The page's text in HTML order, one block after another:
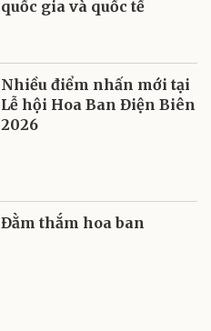
quốc gia và quốc tế
Nhiều điểm nhấn mới tại
Lễ hội Hoa Ban Điện Biên
2026
Đằm thắm hoa ban